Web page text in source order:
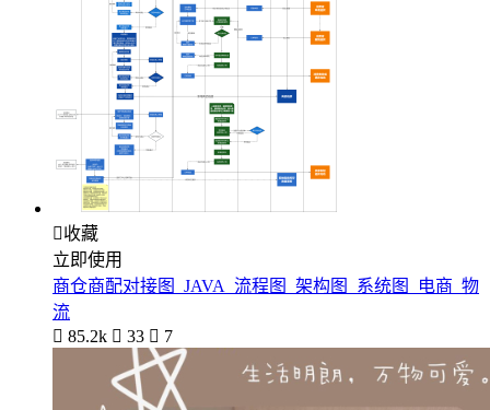
收藏
立即使用
商仓商配对接图_JAVA_流程图_架构图_系统图_电商_物
流
 85.2k  33  7